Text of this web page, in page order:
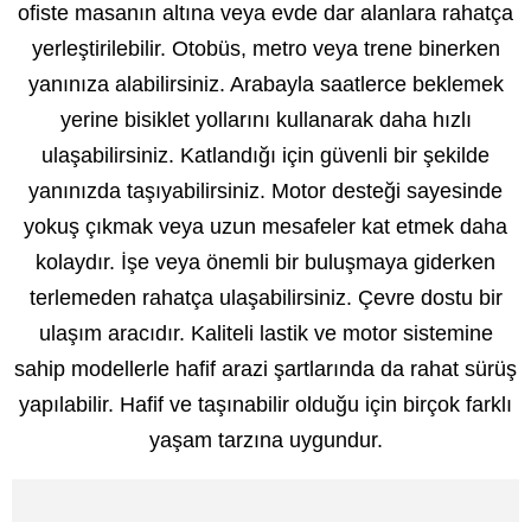
ofiste masanın altına veya evde dar alanlara rahatça
yerleştirilebilir. Otobüs, metro veya trene binerken
yanınıza alabilirsiniz. Arabayla saatlerce beklemek
yerine bisiklet yollarını kullanarak daha hızlı
ulaşabilirsiniz. Katlandığı için güvenli bir şekilde
yanınızda taşıyabilirsiniz. Motor desteği sayesinde
yokuş çıkmak veya uzun mesafeler kat etmek daha
kolaydır. İşe veya önemli bir buluşmaya giderken
terlemeden rahatça ulaşabilirsiniz. Çevre dostu bir
ulaşım aracıdır. Kaliteli lastik ve motor sistemine
sahip modellerle hafif arazi şartlarında da rahat sürüş
yapılabilir. Hafif ve taşınabilir olduğu için birçok farklı
yaşam tarzına uygundur.